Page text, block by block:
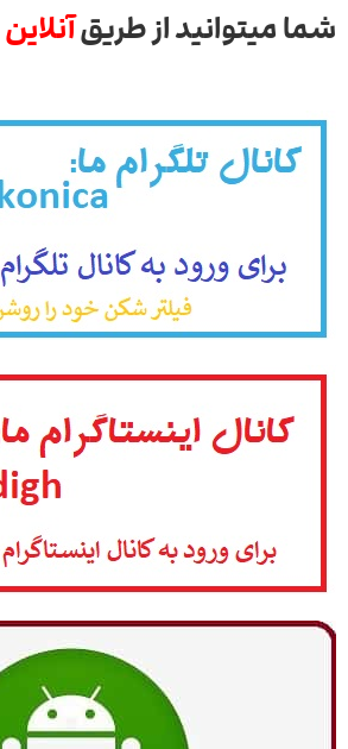
شما میتوانید از طریقآنلاین